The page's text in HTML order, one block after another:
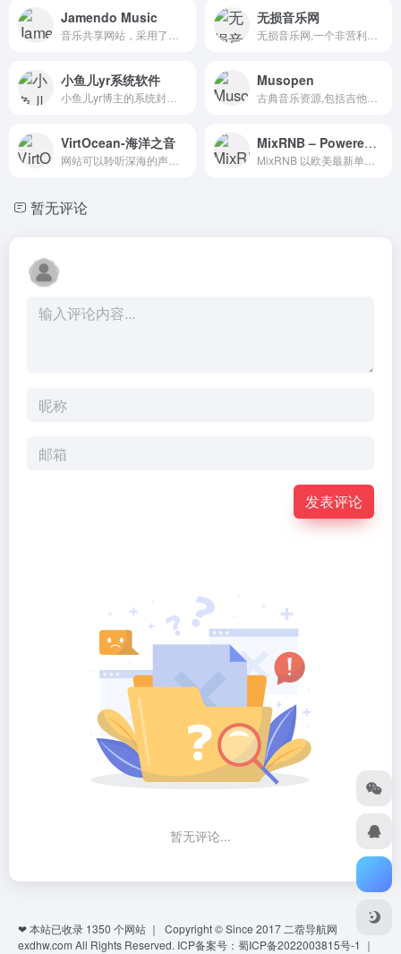
Jamendo Music 无损音乐网
小鱼儿yr系统软件 Musopen
VirtOcean-海洋之音 MixRNB – Powered by Discuz!
暂无评论
发表评论
暂无评论...
❤ 本站已收录 1350 个网站 ｜ Copyright © Since 2017 二蓿导航网
exdhw.com All Rights Reserved. ICP备案号：蜀ICP备2022003815号-1 ｜